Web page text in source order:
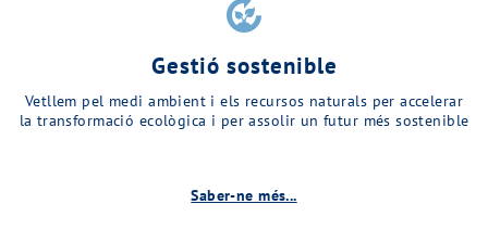
compost
Gestió sostenible
Vetllem pel medi ambient i els recursos naturals per accelerar
la transformació ecològica i per assolir un futur més sostenible
Saber-ne més...